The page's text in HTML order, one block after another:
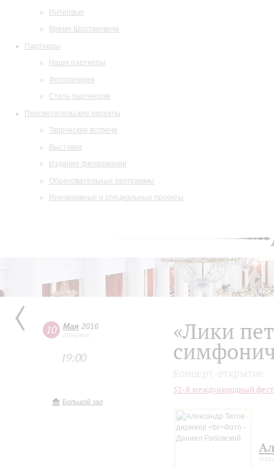
Интервью
Время Шостаковича
Партнеры
Наши партнеры
Фотогалерея
Стать партнером
Просветительские проекты
Творческие встречи
Выставки
Издания филармонии
Образовательные программы
Инклюзивные и специальные проекты
10 Мая 2016
вторник
19:00
Большой зал
«Лики
52-й международный